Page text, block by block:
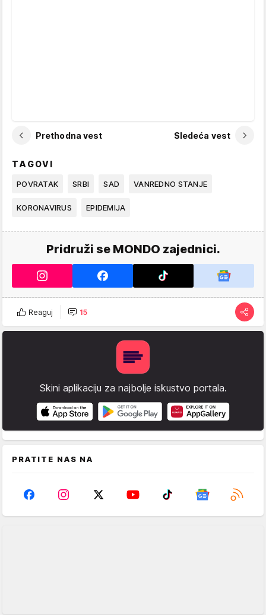
Prethodna vest Sledeća vest
TAGOVI
POVRATAK SRBI SAD VANREDNO STANJE
KORONAVIRUS EPIDEMIJA
Pridruži se MONDO zajednici.
Reaguj 15
Skini aplikaciju za najbolje iskustvo portala.
PRATITE NAS NA